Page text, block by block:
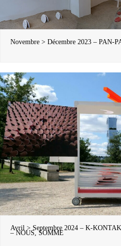
Novembre > Décembre 2023 – PAN-
Avril > Septembre 2024 – K-
– NOUS, SOMME